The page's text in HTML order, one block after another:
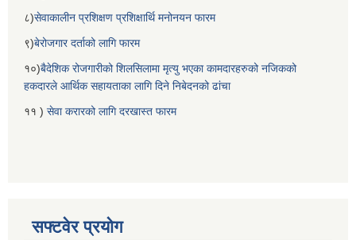
८)सेवाकालीन प्रशिक्षण प्रशिक्षार्थि मनोनयन फारम
९)बेरोजगार दर्ताको लागि फारम
१०)बैदेशिक रोजगारीको शिलसिलामा मृत्यु भएका कामदारहरुको नजिकको
हकदारले आर्थिक सहायताका लागि दिने निबेदनको ढांचा
११ ) सेवा करारको लागि दरखास्त फारम
सफ्टवेर प्रयोग